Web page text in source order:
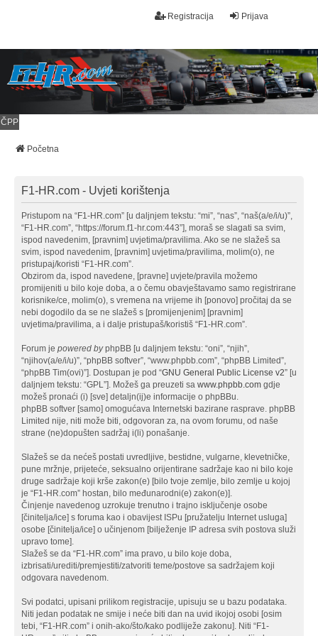
Prijava
Registracija
ČPP
Početna
F1-HR.com - Uvjeti korištenja
Pristupom na “F1-HR.com” [u daljnjem tekstu: “mi”, “nas”, “naš(a/e/i/u)”,
“F1-HR.com”, “https://forum.f1-hr.com:443”], moraš se slagati sa svim,
ispod navedenim, [pravnim] uvjetima/pravilima. Ako se ne slažeš sa
svim, ispod navedenim, [pravnim] uvjetima/pravilima, molim(o), ne
pristupaj/koristi “F1-HR.com”.
Obzirom da, ispod navedene, [pravne] uvjete/pravila možemo
promijeniti u bilo koje doba, a o čemu obavještavamo samo registrirane
korisnike/ce, molim(o), s vremena na vrijeme ih [ponovo] pročitaj da se
nebi dogodilo da se ne slažeš s [promijenjenim] [pravnim]
uvjetima/pravilima, a i dalje pristupaš/koristiš “F1-HR.com”.
Forum je powered byphpBB [u daljnjem tekstu: “oni”, “njih”,
“njihov(a/e/i/u)”, “phpBB softver”, “www.phpbb.com”, “phpBB Limited”,
“phpBB Tim(ovi)”]. Dostupan je pod “GNU General Public License v2” [u
daljnjem tekstu: “GPL”]. Možeš ga preuzeti sa www.phpbb.com gdje
možeš pronaći (i) [sve] detaljn(ij)e informacije o phpBBu.
phpBB softver [samo] omogućava Internetski bazirane rasprave. phpBB
Limited nije, niti može biti, odgovoran za, na ovom forumu, od naše
strane (ne)dopušten sadržaj i(li) ponašanje.
Slažeš se da nećeš postati uvredljive, bestidne, vulgarne, klevetničke,
pune mržnje, prijeteće, seksualno orijentirane sadržaje kao ni bilo koje
druge sadržaje koji krše zakon(e) [bilo tvoje zemlje, bilo zemlje u kojoj
je “F1-HR.com” hostan, bilo međunarodni(e) zakon(e)].
Činjenje navedenog uzrokuje trenutno i trajno isključenje osobe
[činitelja/ice] s foruma kao i obavijest ISPu [pružatelju Internet usluga]
osobe [činitelja/ice] o učinjenom [bilježenje IP adresa svih postova služi
upravo tome].
Slažeš se da “F1-HR.com” ima pravo, u bilo koje doba,
izbrisati/urediti/premjestiti/zatvoriti teme/postove sa sadržajem koji
odgovara navedenom.
Svi podatci, upisani prilikom registracije, upisuju se u bazu podataka.
Niti jedan podatak ne smije i neće biti dan na uvid ikojoj osobi [osim
tebi, “F1-HR.com” i onih-ako/što/kako podliježe zakonu]. Niti “F1-